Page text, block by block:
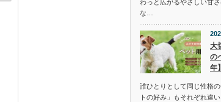
わっと広がるやさしい甘
な…
大
の
年
誰ひとりとして同じ性格
トの好み」もそれぞれ違